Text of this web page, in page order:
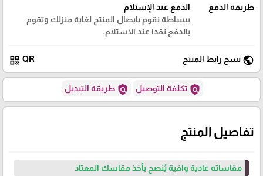
طريقة الدفع
الدفع عند الإستلام
ببساطة نقوم بايصال المنتج لغاية منزلك وتقوم
بالدفع نقدا عند الاستلام.
public نسخ رابط المنتج QR
qr_code
policy تكلفة التوصيل policy طريقة التبديل
تفاصيل المنتج
مقاساته عادية وافية يُنصح بأخذ مقاسك المعتاد